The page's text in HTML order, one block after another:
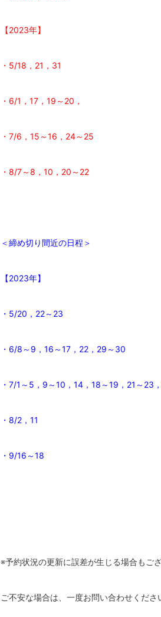
【2023年】
・5/18，21，31
・6/1，17，19～20，
・7/6，15～16，24～25
・8/7～8，10， 20～22
＜締め切り間近の日程＞
【2023年】
・5/20，22～23
・6/8～9，16～17，22，29～30
・7/1～5，9～10，14，18～19，21～23
・8/2，11
・9/16～18
※予約状況の更新に誤差が生じる場合もご
ご不安な場合は、一度お問い合わせくださ